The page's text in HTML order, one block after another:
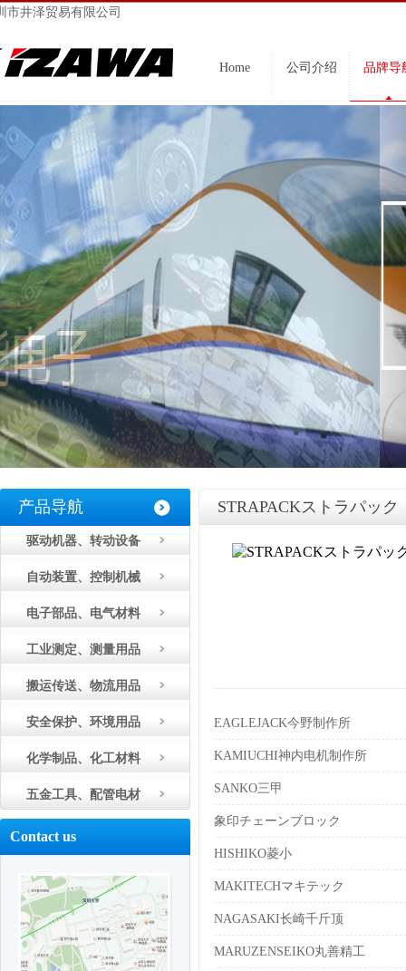
市井泽贸易有限公司
Home 公司介绍 品牌导
产品导航
驱动机器、转动设备
自动装置、控制机械
电子部品、电气材料
工业测定、测量用品
搬运传送、物流用品
安全保护、环境用品
化学制品、化工材料
五金工具、配管电材
Contact us
STRAPACKストラパック
EAGLEJACK今野制作所
KAMIUCHI神内电机制作所
SANKO三甲
象印チェーンブロック
HISHIKO菱小
MAKITECHマキテック
NAGASAKI长崎千斤顶
MARUZENSEIKO丸善精工